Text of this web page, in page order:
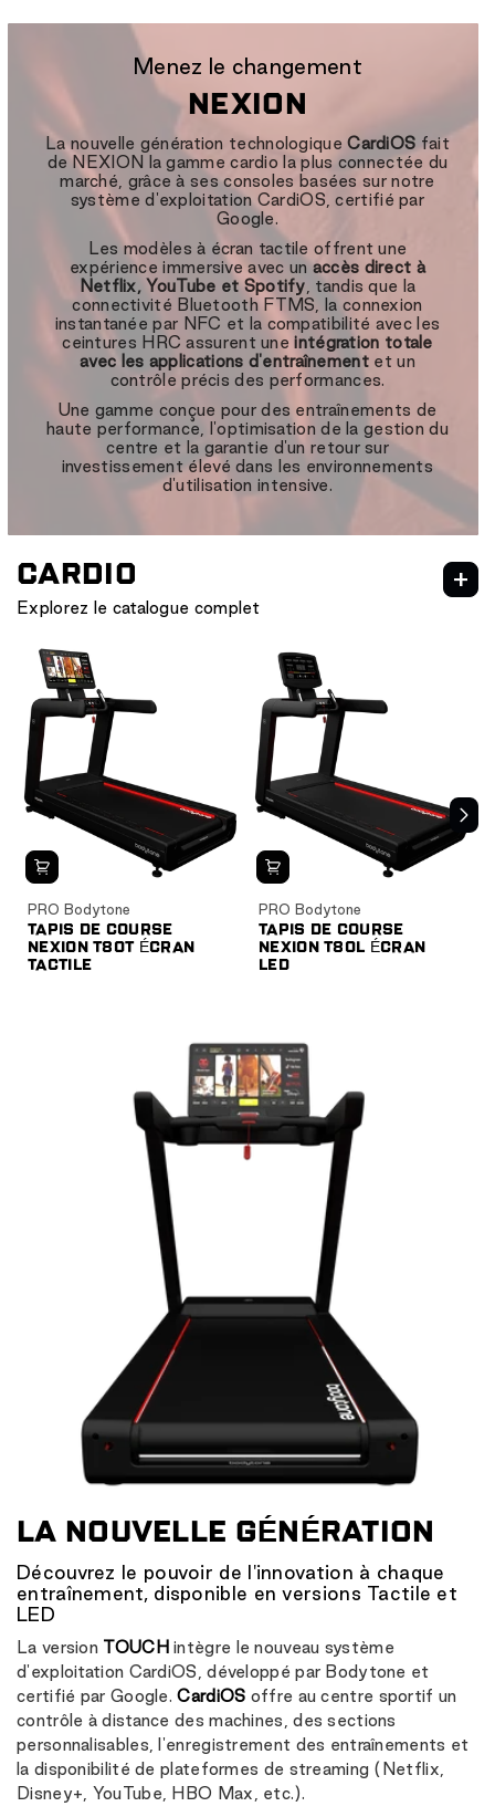
Menez le changement
NEXION
La nouvelle génération technologiqueCardiOS fait
de NEXION la gamme cardio la plus connectée du
marché, grâce à ses consoles basées sur notre
système d'exploitation CardiOS, certifié par
Google.
Les modèles à écran tactile offrent une
expérience immersive avec unaccès direct à
Netflix, YouTube et Spotify , tandis que la
connectivité Bluetooth FTMS, la connexion
instantanée par NFC et la compatibilité avec les
ceintures HRC assurent uneintégration totale
avec les applications d'entraînement et un
contrôle précis des performances.
Une gamme conçue pour des entraînements de
haute performance, l'optimisation de la gestion du
centre et la garantie d'un retour sur
investissement élevé dans les environnements
d'utilisation intensive.
Explorez le catalogue complet
CARDIO
NEXION
CARDIO
CARDIO HIIT
PRO Bodytone
TAPIS DE COURSE
NEXION T80T ÉCRAN
TACTILE
PRO Bodytone
TAPIS DE COURSE
NEXION T80L ÉCRAN
LED
LA NOUVELLE GÉNÉRATION
Découvrez le pouvoir de l'innovation à chaque
entraînement, disponible en versions Tactile et
LED
La version TOUCH intègre le nouveau système
d'exploitation CardiOS, développé par Bodytone et
certifié par Google.CardiOS offre au centre sportif un
contrôle à distance des machines, des sections
personnalisables, l'enregistrement des entraînements et
la disponibilité de plateformes de streaming (Netflix,
Disney+, YouTube, HBO Max, etc.).